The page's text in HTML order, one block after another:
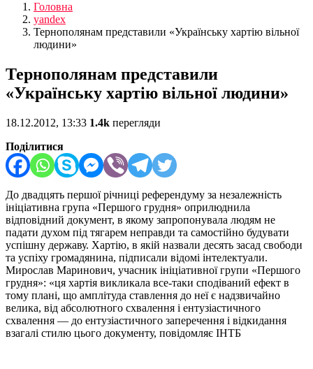
Головна
yandex
Тернополянам представили «Українську хартію вільної
людини»
Тернополянам представили
«Українську хартію вільної людини»
18.12.2012, 13:33 1.4k перегляди
Поділитися
До двадцять першої річниці референдуму за незалежність
ініціативна група «Першого грудня» оприлюднила
відповідний документ, в якому запропонувала людям не
падати духом під тягарем неправди та самостійно будувати
успішну державу. Хартію, в якій назвали десять засад свободи
та успіху громадянина, підписали відомі інтелектуали.
Мирослав Маринович, учасник ініціативної групи «Першого
грудня»: «ця хартія викликала все-таки сподіваний ефект в
тому плані, що амплітуда ставлення до неї є надзвичайно
велика, від абсолютного схвалення і ентузіастичного
схвалення — до ентузіастичного заперечення і відкидання
взагалі стилю цього документу, повідомляє ІНТБ